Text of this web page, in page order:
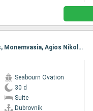
Itinerario : Dubrovnik, Korkula, Kotor, Brindisi, Corfú, Itea, Githion, El Pireo Atenas, Monemvasia, Agios Nikolaus (Crete), Mykonos, Kusadasi, Cesme, Estambul, Canakkale, Volos, Patmos, Rodas, Santoríni, El Pireo Atenas, Githion, Itea, Corfú, Brindisi, Kotor, Dubrovnik
Seabourn Ovation
30 d
Suite
Dubrovnik